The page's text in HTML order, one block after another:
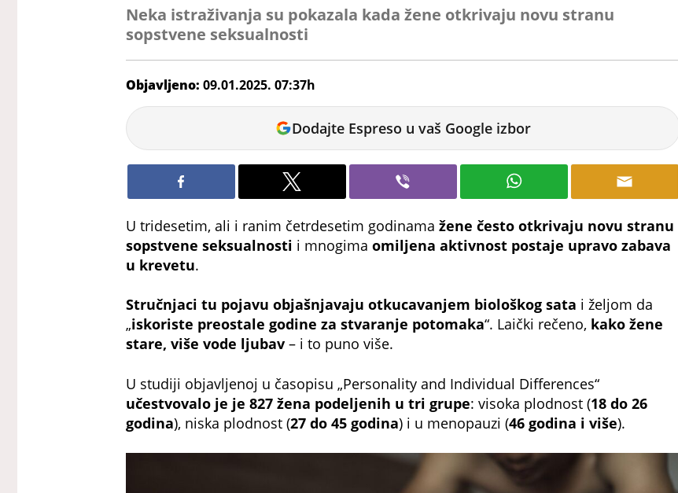
Neka istraživanja su pokazala kada žene otkrivaju novu stranu
sopstvene seksualnosti
Objavljeno: 09.01.2025. 07:37h
Bojana
Savić
Dodajte Espreso u vaš Google izbor
U tridesetim, ali i ranim četrdesetim godinama žene često otkrivaju novu stranu
sopstvene seksualnosti i mnogima omiljena aktivnost postaje upravo zabava
u krevetu.
Stručnjaci tu pojavu objašnjavaju otkucavanjem biološkog sata i željom da
„iskoriste preostale godine za stvaranje potomaka“. Laički rečeno, kako žene
stare, više vode ljubav– i to puno više.
U studiji objavljenoj u časopisu „Personality and Individual Differences“
učestvovalo je je 827 žena podeljenih u tri grupe: visoka plodnost (18 do 26
godina), niska plodnost (27 do 45 godina) i u menopauzi (46 godina i više).